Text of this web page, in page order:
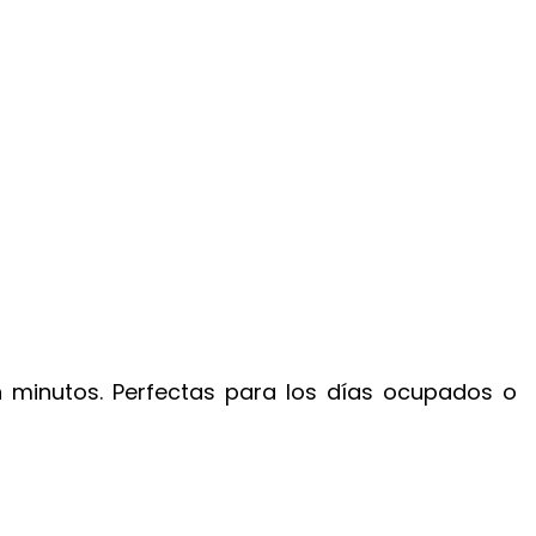
Perfectas para los días ocupados o